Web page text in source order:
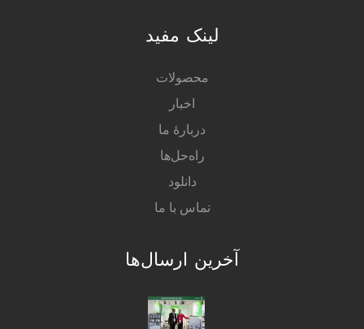
لینک مفید
محصولات
اخبار
دربارهٔ ما
راه‌حل‌ها
دانلود
تماس با ما
آخرین ارسال‌ها